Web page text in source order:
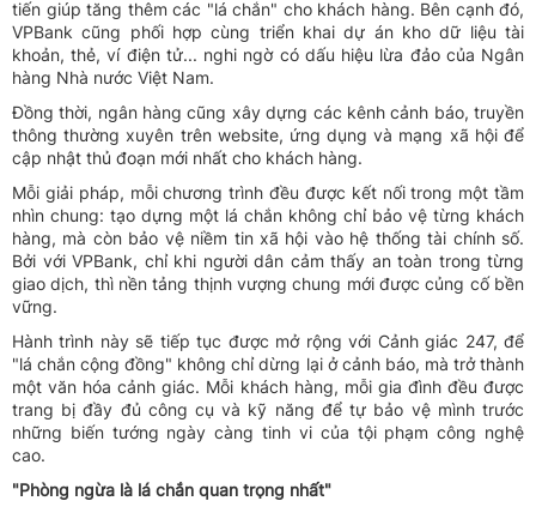
tiến giúp tăng thêm các "lá chắn" cho khách hàng. Bên cạnh đó,
VPBank cũng phối hợp cùng triển khai dự án kho dữ liệu tài
khoản, thẻ, ví điện tử... nghi ngờ có dấu hiệu lừa đảo của Ngân
hàng Nhà nước Việt Nam.
Đồng thời, ngân hàng cũng xây dựng các kênh cảnh báo, truyền
thông thường xuyên trên website, ứng dụng và mạng xã hội để
cập nhật thủ đoạn mới nhất cho khách hàng.
Mỗi giải pháp, mỗi chương trình đều được kết nối trong một tầm
nhìn chung: tạo dựng một lá chắn không chỉ bảo vệ từng khách
hàng, mà còn bảo vệ niềm tin xã hội vào hệ thống tài chính số.
Bởi với VPBank, chỉ khi người dân cảm thấy an toàn trong từng
giao dịch, thì nền tảng thịnh vượng chung mới được củng cố bền
vững.
Hành trình này sẽ tiếp tục được mở rộng với Cảnh giác 247, để
"lá chắn cộng đồng" không chỉ dừng lại ở cảnh báo, mà trở thành
một văn hóa cảnh giác. Mỗi khách hàng, mỗi gia đình đều được
trang bị đầy đủ công cụ và kỹ năng để tự bảo vệ mình trước
những biến tướng ngày càng tinh vi của tội phạm công nghệ
cao.
"Phòng ngừa là lá chắn quan trọng nhất"